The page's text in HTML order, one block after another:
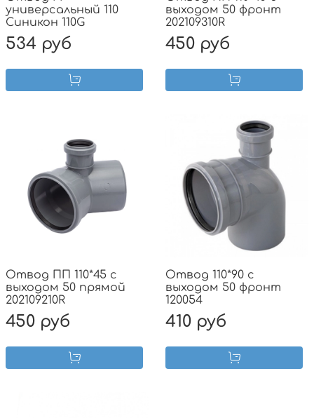
универсальный 110
Синикон 110G
534 руб
выходом 50 фронт
202109310R
450 руб
Отвод ПП 110*45 с
выходом 50 прямой
202109210R
450 руб
Отвод 110*90 с
выходом 50 фронт
120054
410 руб